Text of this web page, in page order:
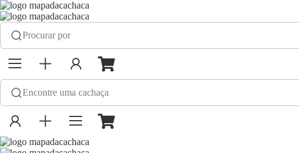
Procurar por
Encontre uma cachaça